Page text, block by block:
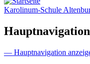
Karolinum-Schule
Hauptnavigation
— Hauptnavigation